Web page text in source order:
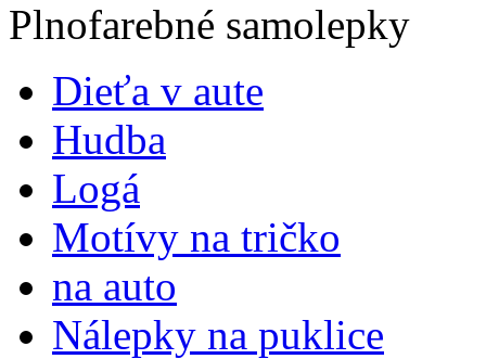
Plnofarebné samolepky
Dieťa v aute
Hudba
Logá
Motívy na tričko
na auto
Nálepky na puklice